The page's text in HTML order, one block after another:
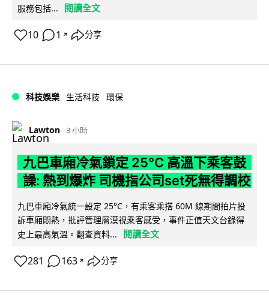
服務包括...
閱讀全文
10 1 ↗ 分享
科技娛樂 生活科技 環保
Lawton 3 小時
九巴車廂冷氣鎖定 25°C 高溫下乘客鼓
譟: 熱到爆炸 司機指公司set死無得調校
九巴車廂冷氣統一設定 25°C，有乘客乘搭 60M 線期間拍片投
訴車廂悶熱，批評管理層漠視乘客感受，事件正值天文台錄得
史上最高氣溫。翻查資料...
閱讀全文
281 163 ↗ 分享